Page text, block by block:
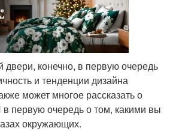
конечно, в первую очередь
и тенденции дизайна
может многое рассказать о
первую очередь о том, какими вы
окружающих.